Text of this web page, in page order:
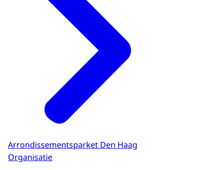
Arrondissementsparket Den Haag
Organisatie